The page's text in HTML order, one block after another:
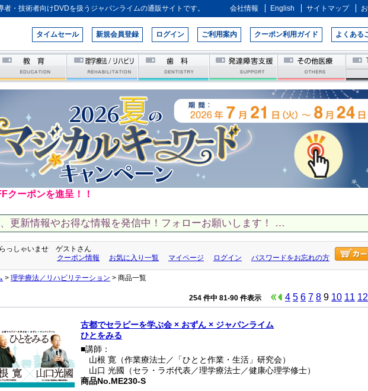
・技術者向けDVDを扱うジャパンライムの通販サイトです。 会社情報 English サイトマップ
タイムセール 新規会員登録 ログイン ご利用案内 クーポン利用ガイド よくある
クーポンを進呈！！
新情報やお得な情報を発信中！フォローお願いします！ …
っしゃいませ ゲストさん
クーポン情報
お気に入り一覧 マイページ ログイン パスワードをお忘れの方
> 理学療法／リハビリテーション > 商品一覧
254 件中 81-90 件表示 4 5 6 7 8 9 10 11 12
古都でセラピーを学ぶ会 × おずん × ジャパンライム
ひとをみる
■講師：
山根 寛（作業療法士／「ひとと作業・生活」研究会）
山口 光國（セラ・ラボ代表／理学療法士／健康心理学修士）
商品No.ME230-S